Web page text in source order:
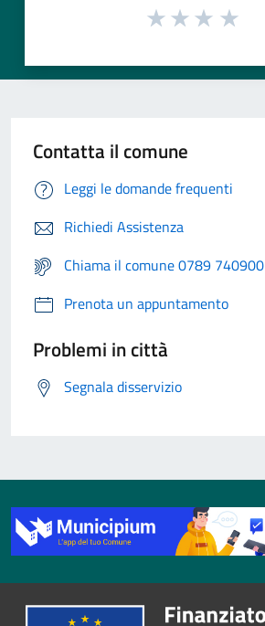
Contatta il comune
Leggi le domande frequenti
Richiedi Assistenza
Chiama il comune 0789 740900
Prenota un appuntamento
Problemi in città
Segnala disservizio